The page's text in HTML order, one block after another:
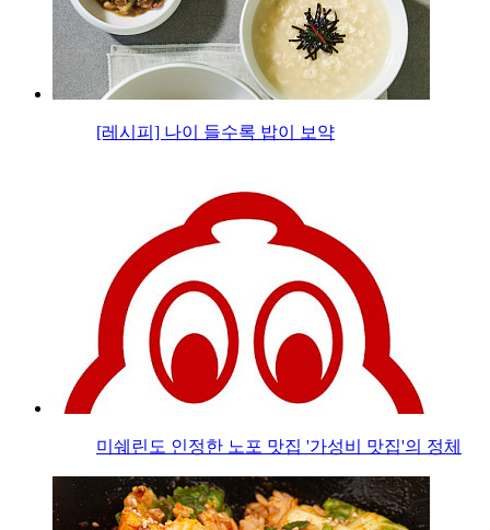
[레시피] 나이 들수록 밥이 보약
미쉐린도 인정한 노포 맛집 '가성비 맛집'의 정체